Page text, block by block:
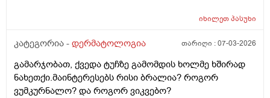
და დაემატა წარბებს შორის . გავაგრძელე ეს ეგზემია
არ ვისმევ მაგრამ კანი მაქვს საშინლად გამომშრალი
ზუსტად რა მჭირს მეშინია რაიმე კრემია წასმა რომ
უარესი არ დამემართოს რა შეიძლება გავაკეთო ?
იხილეთპასუხი
კატეგორია - დერმატოლოგია თარიღი :07-03-2026
გამარჯობათ, ქვედა ტუჩზე გამომდის ხოლმე ხშირად
ნახეთქი.მაინტერესებს რისი ბრალია? როგორ
ვუმკურნალო? და როგორ ვიკვებო?